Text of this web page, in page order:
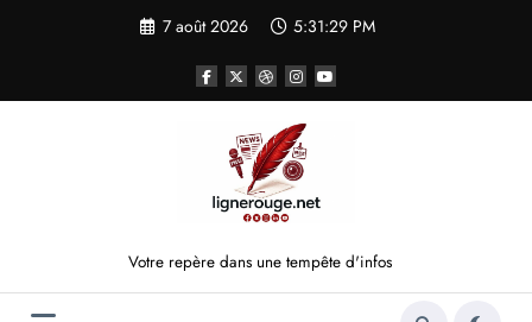
7 août 2026 5:31:29 PM
Votre repère dans une tempête d'infos